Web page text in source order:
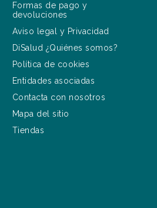
Formas de pago y
devoluciones
Aviso legal y Privacidad
DiSalud ¿Quiénes somos?
Política de cookies
Entidades asociadas
Contacta con nosotros
Mapa del sitio
Tiendas